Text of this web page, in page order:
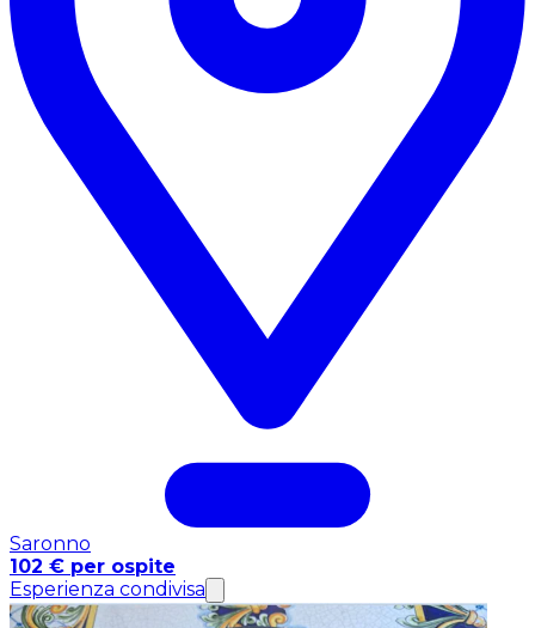
Saronno
102 € per ospite
Esperienza condivisa